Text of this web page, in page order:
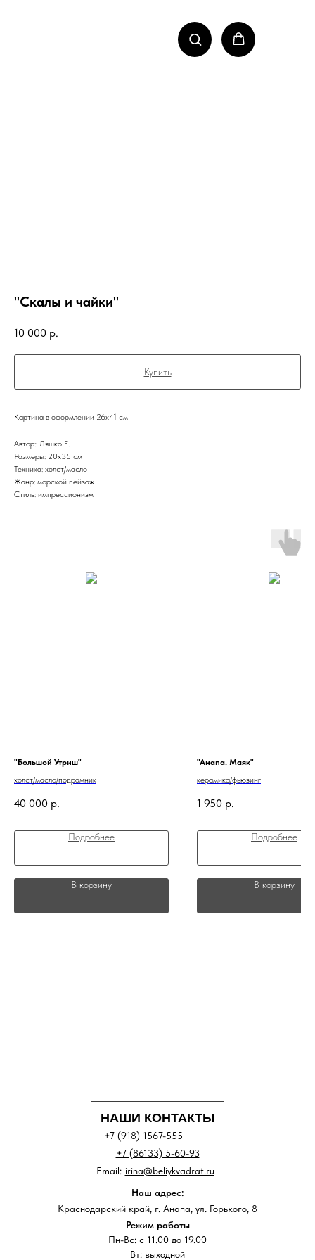
"Скалы и чайки"
10 000 р.
Купить
Картина в оформлении 26х41 см
Автор:: Ляшко Е.
Размеры: 20x35 см
Техника: холст/масло
Жанр: морской пейзаж
Стиль: импрессионизм
"Большой Утриш"
холст/масло/подрамник
40 000 р.
Подробнее
В корзину
"Анапа. Маяк"
керамика/фьюзинг
1 950 р.
Подробнее
В корзину
НАШИ КОНТАКТЫ
+7 (918) 1567-555
+7 (86133) 5-60-93
Наш адрес:
Краснодарский край, г. Анапа, ул. Горького, 8
Режим работы
Пн-Вс: с 11.00 до 19.00
Вт: выходной
irina@beliykvadrat.ru
Email: